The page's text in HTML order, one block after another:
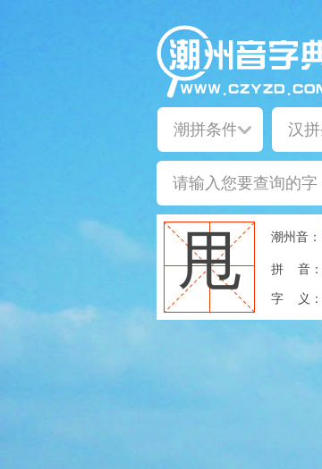
甩 潮州音：
拼 音：
字 义：